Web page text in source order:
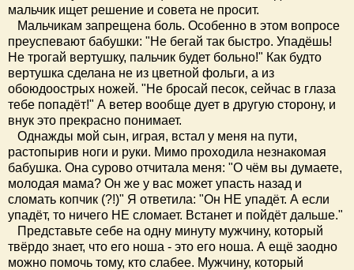
мальчик ищет решение и совета не просит.
Мальчикам запрещена боль. Особенно в этом вопросе
преуспевают бабушки: "Не бегай так быстро. Упадёшь!
Не трогай вертушку, пальчик будет больно!" Как будто
вертушка сделана не из цветной фольги, а из
обоюдоострых ножей. "Не бросай песок, сейчас в глаза
тебе попадёт!" А ветер вообще дует в другую сторону, и
внук это прекрасно понимает.
Однажды мой сын, играя, встал у меня на пути,
растопырив ноги и руки. Мимо проходила незнакомая
бабушка. Она сурово отчитала меня: "О чём вы думаете,
молодая мама? Он же у вас может упасть назад и
сломать копчик (?!)" Я ответила: "Он НЕ упадёт. А если
упадёт, то ничего НЕ сломает. Встанет и пойдёт дальше."
Представьте себе на одну минуту мужчину, который
твёрдо знает, что его ноша - это его ноша. А ещё заодно
можно помочь тому, кто слабее. Мужчину, который